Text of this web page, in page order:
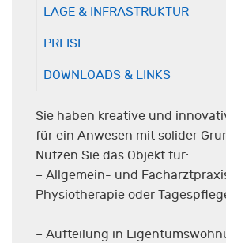
LAGE & INFRASTRUKTUR
PREISE
DOWNLOADS & LINKS
Sie haben kreative und
für ein Anwesen mit solider
Nutzen Sie das Objekt für:
– Allgemein- und
Physiotherapie oder
– Aufteilung in